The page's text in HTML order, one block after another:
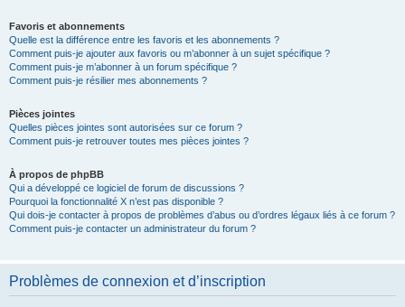
Favoris et abonnements
Quelle est la différence entre les favoris et les abonnements ?
Comment puis-je ajouter aux favoris ou m’abonner à un sujet spécifique ?
Comment puis-je m’abonner à un forum spécifique ?
Comment puis-je résilier mes abonnements ?
Pièces jointes
Quelles pièces jointes sont autorisées sur ce forum ?
Comment puis-je retrouver toutes mes pièces jointes ?
À propos de phpBB
Qui a développé ce logiciel de forum de discussions ?
Pourquoi la fonctionnalité X n’est pas disponible ?
Qui dois-je contacter à propos de problèmes d’abus ou d’ordres légaux liés à ce forum ?
Comment puis-je contacter un administrateur du forum ?
Problèmes de connexion et d’inscription